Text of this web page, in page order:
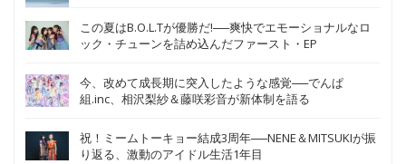
この夏はB.O.L.Tが優勝だ!──爽快でエモーショナルなロ
ック・チューンを詰め込んだファースト・EP
今、改めて成長期に突入したような感覚──でんぱ
組.inc、相沢梨紗＆藤咲彩音が新体制を語る
祝！ミームトーキョー結成3周年──NENE＆MITSUKIが振
り返る、激動のアイドル生活1年目